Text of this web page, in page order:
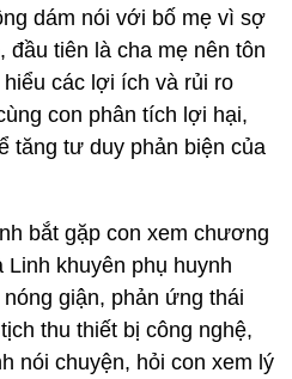
dám nói với bố mẹ vì sợ
đầu tiên là cha mẹ nên tôn
các lợi ích và rủi ro
con phân tích lợi hại,
tăng tư duy phản biện của
bắt gặp con xem chương
khuyên phụ huynh
giận, phản ứng thái
thu thiết bị công nghệ,
nói chuyện, hỏi con xem lý